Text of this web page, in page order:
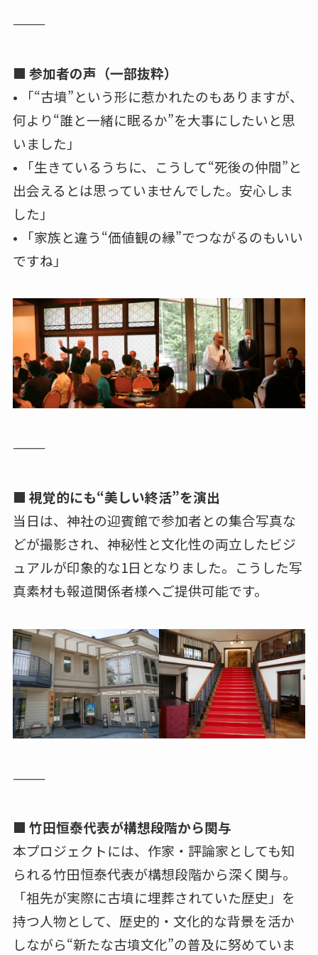
⸻
■ 参加者の声（一部抜粋）
• 「“古墳”という形に惹かれたのもありますが、
何より“誰と一緒に眠るか”を大事にしたいと思
いました」
• 「生きているうちに、こうして“死後の仲間”と
出会えるとは思っていませんでした。安心しま
した」
• 「家族と違う“価値観の縁”でつながるのもいい
ですね」
⸻
■ 視覚的にも“美しい終活”を演出
当日は、神社の迎賓館で参加者との集合写真な
どが撮影され、神秘性と文化性の両立したビジ
ュアルが印象的な1日となりました。こうした写
真素材も報道関係者様へご提供可能です。
⸻
■ 竹田恒泰代表が構想段階から関与
本プロジェクトには、作家・評論家としても知
られる竹田恒泰代表が構想段階から深く関与。
「祖先が実際に古墳に埋葬されていた歴史」を
持つ人物として、歴史的・文化的な背景を活か
しながら“新たな古墳文化”の普及に努めていま